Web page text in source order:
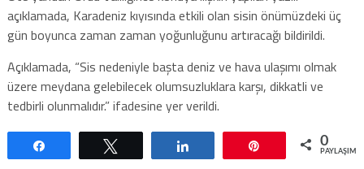
açıklamada, Karadeniz kıyısında etkili olan sisin önümüzdeki üç
gün boyunca zaman zaman yoğunluğunu artıracağı bildirildi.
Açıklamada, “Sis nedeniyle başta deniz ve hava ulaşımı olmak
üzere meydana gelebilecek olumsuzluklara karşı, dikkatli ve
tedbirli olunmalıdır.” ifadesine yer verildi.
0